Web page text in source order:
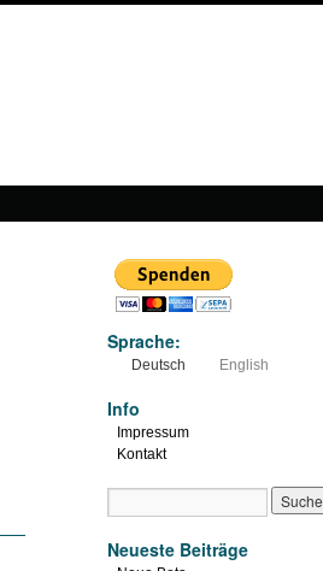
Sprache:
Deutsch English
Info
Impressum
Kontakt
Neueste Beiträge